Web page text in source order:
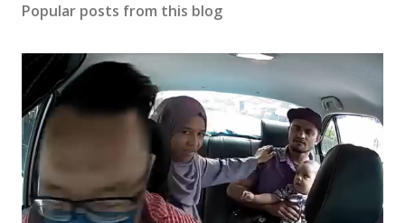
Popular posts from this blog